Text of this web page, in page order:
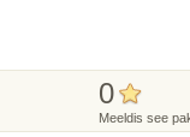
0
Meeldis see